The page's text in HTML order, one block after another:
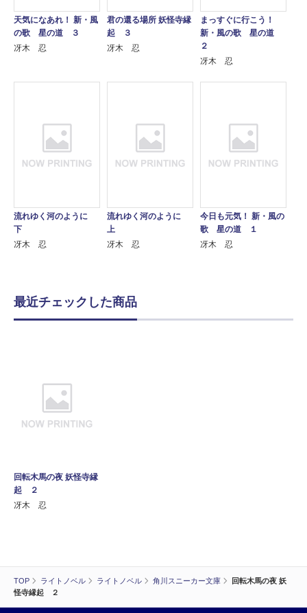
TOP ライトノベル ライトノベル 角川スニーカー文庫
回転木馬の夜 妖
怪寺縁起 ２
天気になあれ！ 新・風
の歌 星の道 ３
冴木 忍
君の還る場所 妖怪寺縁
起 ３
冴木 忍
まっすぐに行こう！
新・風の歌 星の道
２
冴木 忍
流れゆく河のように
下
冴木 忍
流れゆく河のように
上
冴木 忍
今日も元気！ 新・風の
歌 星の道 １
冴木 忍
最近チェックした商品
回転木馬の夜 妖怪寺縁
起 ２
冴木 忍